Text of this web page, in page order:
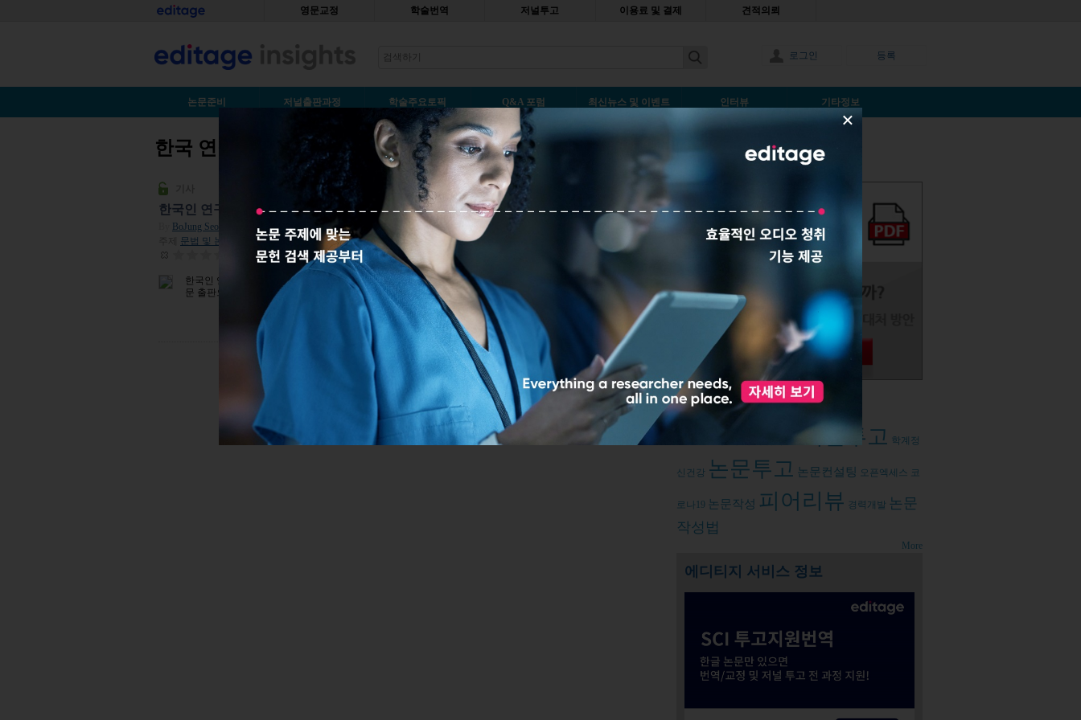
홈 영문교정 학술번역 저널투고 이용료 및 결제 견적의뢰
로그인 등록
논문준비 저널출판과정 학술주요토픽 Q&A 포럼 최신뉴스 및 이벤트 인터뷰 기타정보
You are here
한국 연구자를 위한 학술 글쓰기
한국인 연구자를 위한 학술 글쓰기: 영어 논문 작성의 벽을 넘는 전략
BoJung Seo | 2026년 05월 05일
덧글남기기
문법 및 논문작성법| 조회수 0
평점:0
한국인 연구자들이 학술 영어 글쓰기에서 겪는 주요 어려움을 살펴보고, 글쓰기 역량을 향상시켜 성공적인 논
문 출판으로 이어질 수 있는 실질적인 전략을 확인해 보세요.
Related tags
저널투고 학계정
신건강 논문투고 논문컨설팅 오픈엑세스 코
로나19 논문작성 피어리뷰 경력개발 논문
작성법
More
에디티지 서비스 정보
×